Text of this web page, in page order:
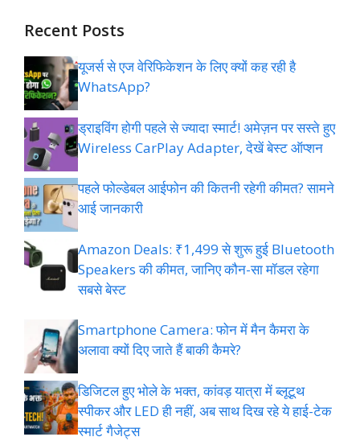
Recent Posts
यूजर्स से एज वेरिफिकेशन के लिए क्यों कह रही है
WhatsApp?
ड्राइविंग होगी पहले से ज्यादा स्मार्ट! अमेज़न पर सस्ते हुए
Wireless CarPlay Adapter, देखें बेस्ट ऑप्शन
पहले फोल्डेबल आईफोन की कितनी रहेगी कीमत? सामने
आई जानकारी
Amazon Deals: ₹1,499 से शुरू हुई Bluetooth
Speakers की कीमत, जानिए कौन-सा मॉडल रहेगा
सबसे बेस्ट
Smartphone Camera: फोन में मैन कैमरा के
अलावा क्यों दिए जाते हैं बाकी कैमरे?
डिजिटल हुए भोले के भक्त, कांवड़ यात्रा में ब्लूटूथ
स्पीकर और LED ही नहीं, अब साथ दिख रहे ये हाई-टेक
स्मार्ट गैजेट्स